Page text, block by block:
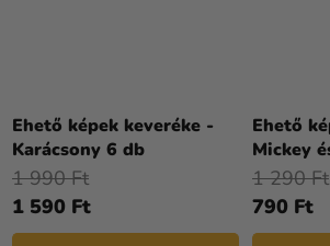
Ehető képek keveréke -
Karácsony 6 db
1 590 Ft
1 990 Ft
Ehető
Mickey
790 Ft
1 290 Ft